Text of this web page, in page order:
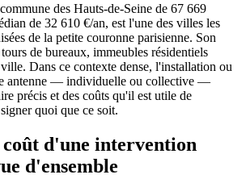
des Hauts-de-Seine de 67 669
de 32 610 €/an, est l'une des villes les
de la petite couronne parisienne. Son
de bureaux, immeubles résidentiels
Dans ce contexte dense, l'installation ou
antenne — individuelle ou collective —
précis et des coûts qu'il est utile de
quoi que ce soit.
coût d'une intervention
d'ensemble